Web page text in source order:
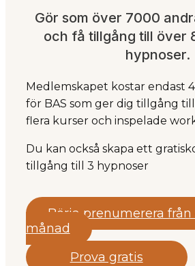
Gör som över 7000
och få tillgång till över
hypnoser.
Medlemskapet kostar endast
för BAS som ger dig tillgång
flera kurser och inspelade
Du kan också skapa ett
tillgång till 3 hypnoser
Börja prenumerera
månad
Prova gratis